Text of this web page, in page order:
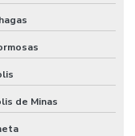
de Minas